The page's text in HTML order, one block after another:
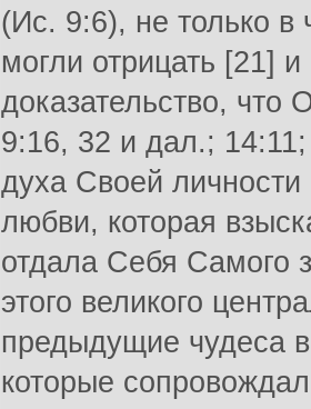
(Ис. 9:6), не только в
могли отрицать [21]
доказательство,
9:16, 32 и дал.;
духа Своей
любви, которая
отдала Себя Самого
этого великого
предыдущие чудеса
которые